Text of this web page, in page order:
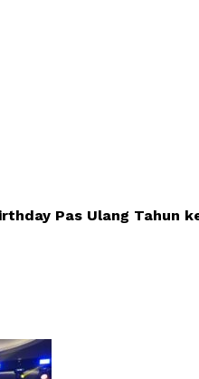
Pas Ulang Tahun